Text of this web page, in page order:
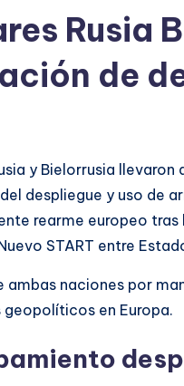
Rusia
de
y Bielorrusia
despliegue y uso de
rearme europeo tras
START entre
naciones por
en Europa.